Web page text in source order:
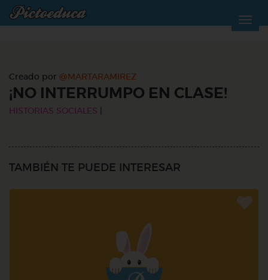
Creado por @MARTARAMIREZ
¡NO INTERRUMPO EN CLASE!
HISTORIAS SOCIALES
TAMBIÉN TE PUEDE INTERESAR